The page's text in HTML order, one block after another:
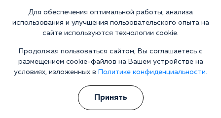
Для обеспечения оптимальной работы, анализа
использования и улучшения пользовательского опыта на
сайте используются технологии cookie.
Продолжая пользоваться сайтом, Вы соглашаетесь с
размещением cookie-файлов на Вашем устройстве на
условиях, изложенных в
Политике конфиденциальности.
Принять